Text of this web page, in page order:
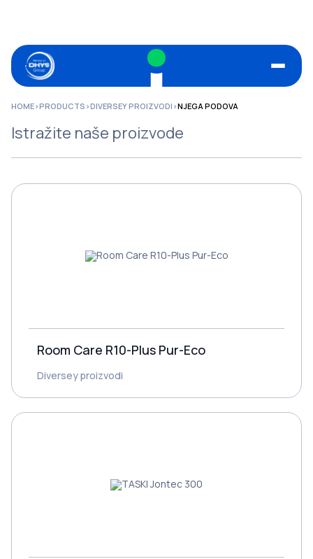
HOME>PRODUCTS >DIVERSEY PROIZVODI >NJEGA PODOVA
Istražite naše proizvode
Room Care R10-Plus Pur-Eco
Diversey proizvodi